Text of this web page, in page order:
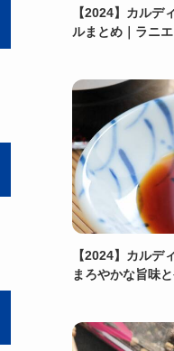
【2024】カルデ
ルまとめ｜ラニ
【2024】カルデ
まろやかな旨味